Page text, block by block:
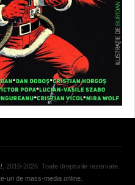
, 2010-2026. Toate drepturile rezervate.
uri de mass-media online.